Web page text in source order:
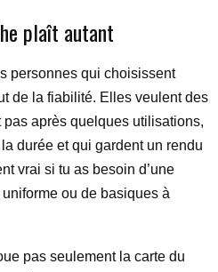
plaît autant
personnes qui choisissent
de la fiabilité. Elles veulent des
après quelques utilisations,
durée et qui gardent un rendu
vrai si tu as besoin d’une
ou de basiques à
pas seulement la carte du